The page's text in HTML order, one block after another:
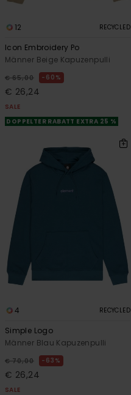
12 RECYCLED
Icon Embroidery Po
Männer Beige Kapuzenpulli
€ 65,00 60%
€ 26,24
SALE
DOPPELTER RABATT EXTRA 25 %
4 RECYCLED
Simple Logo
Männer Blau Kapuzenpulli
€ 70,00 63%
€ 26,24
SALE